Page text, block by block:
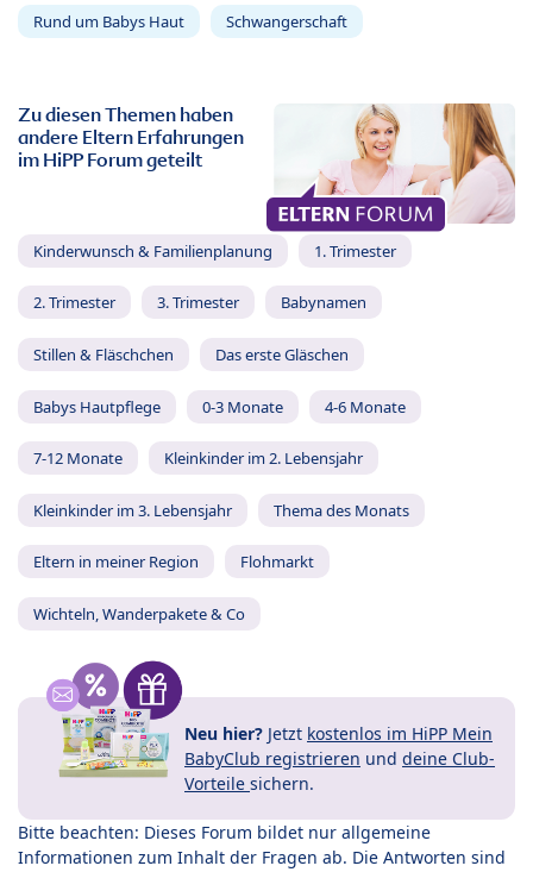
Rund um Babys Haut Schwangerschaft
Zu diesen Themen haben
andere Eltern Erfahrungen
im HiPP Forum geteilt
Kinderwunsch & Familienplanung 1. Trimester
2. Trimester 3. Trimester Babynamen
Stillen & Fläschchen Das erste Gläschen
Babys Hautpflege 0-3 Monate 4-6 Monate
7-12 Monate Kleinkinder im 2. Lebensjahr
Kleinkinder im 3. Lebensjahr Thema des Monats
Eltern in meiner Region Flohmarkt
Wichteln, Wanderpakete & Co
Neu hier? Jetzt kostenlos im HiPP Mein
BabyClub registrieren und deine Club-
Vorteile sichern.
Bitte beachten: Dieses Forum bildet nur allgemeine
Informationen zum Inhalt der Fragen ab. Die Antworten sind